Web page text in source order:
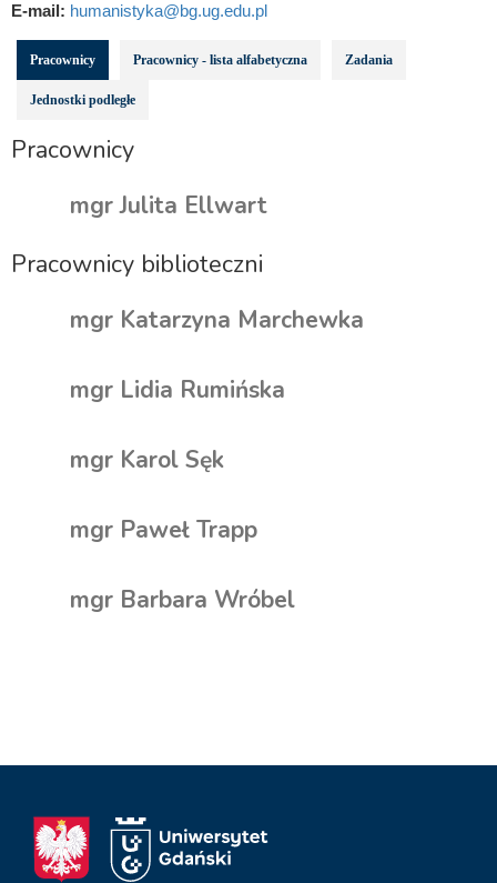
E-mail: humanistyka@bg.ug.edu.pl
Pracownicy Pracownicy - lista alfabetyczna Zadania
Jednostki podległe
Pracownicy
mgr Julita Ellwart
Pracownicy biblioteczni
mgr Katarzyna Marchewka
mgr Lidia Rumińska
mgr Karol Sęk
mgr Paweł Trapp
mgr Barbara Wróbel